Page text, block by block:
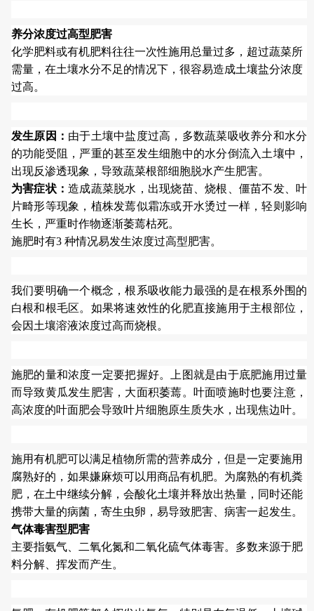
养分浓度过高型肥害
化学肥料或有机肥料往往一次性施用总量过多，超过蔬菜所
需量，在土壤水分不足的情况下，很容易造成土壤盐分浓度
过高。
发生原因： 由于土壤中盐度过高，多数蔬菜吸收养分和水分
的功能受阻，严重的甚至发生细胞中的水分倒流入土壤中，
出现反渗透现象，导致蔬菜根部细胞脱水产生肥害。
为害症状：造成蔬菜脱水，出现烧苗、烧根、僵苗不发、叶
片畸形等现象，植株发蔫似霜冻或开水烫过一样，轻则影响
生长，严重时作物逐渐萎蔫枯死。
施肥时有3 种情况易发生浓度过高型肥害。
我们要明确一个概念，根系吸收能力最强的是在根系外围的
白根和根毛区。如果将速效性的化肥直接施用于主根部位，
会因土壤溶液浓度过高而烧根。
施肥的量和浓度一定要把握好。上图就是由于底肥施用过量
而导致黄瓜发生肥害，大面积萎蔫。叶面喷施时也要注意，
高浓度的叶面肥会导致叶片细胞原生质失水，出现焦边叶。
施用有机肥可以满足植物所需的营养成分，但是一定要施用
腐熟好的，如果嫌麻烦可以用商品有机肥。为腐熟的有机粪
肥，在土中继续分解，会酸化土壤并释放出热量，同时还能
携带大量的病菌，寄生虫卵，易导致肥害、病害一起发生。
气体毒害型肥害
主要指氨气、二氧化氮和二氧化硫气体毒害。多数来源于肥
料分解、挥发而产生。